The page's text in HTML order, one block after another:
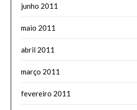
junho 2011
maio 2011
abril 2011
março 2011
fevereiro 2011